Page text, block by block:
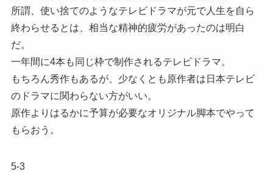
所謂、使い捨てのようなテレビドラマが元で人生を自ら
終わらせるとは、相当な精神的疲労があったのは明白
だ。
一年間に4本も同じ枠で制作されるテレビドラマ。
もちろん秀作もあるが、少なくとも原作者は日本テレビ
のドラマに関わらない方がいい。
原作よりはるかに予算が必要なオリジナル脚本でやって
もらおう。
5-3